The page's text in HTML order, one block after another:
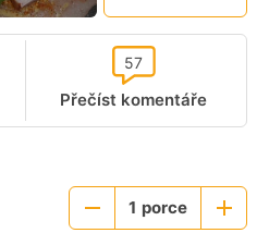
Přečíst komentáře
57
Menší
1 porce
Větší